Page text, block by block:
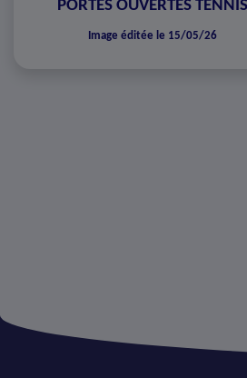
PORTES OUVERTES TENNIS
Image éditée le 15/05/26